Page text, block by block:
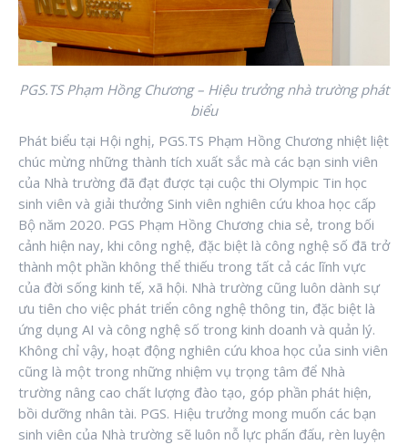
PGS.TS Phạm Hồng Chương – Hiệu trưởng nhà trường phát
biểu
Phát biểu tại Hội nghị, PGS.TS Phạm Hồng Chương nhiệt liệt
chúc mừng những thành tích xuất sắc mà các bạn sinh viên
của Nhà trường đã đạt được tại cuộc thi Olympic Tin học
sinh viên và giải thưởng Sinh viên nghiên cứu khoa học cấp
Bộ năm 2020. PGS Phạm Hồng Chương chia sẻ, trong bối
cảnh hiện nay, khi công nghệ, đặc biệt là công nghệ số đã trở
thành một phần không thể thiếu trong tất cả các lĩnh vực
của đời sống kinh tế, xã hội. Nhà trường cũng luôn dành sự
ưu tiên cho việc phát triển công nghệ thông tin, đặc biệt là
ứng dụng AI và công nghệ số trong kinh doanh và quản lý.
Không chỉ vậy, hoạt động nghiên cứu khoa học của sinh viên
cũng là một trong những nhiệm vụ trọng tâm để Nhà
trường nâng cao chất lượng đào tạo, góp phần phát hiện,
bồi dưỡng nhân tài. PGS. Hiệu trưởng mong muốn các bạn
sinh viên của Nhà trường sẽ luôn nỗ lực phấn đấu, rèn luyện